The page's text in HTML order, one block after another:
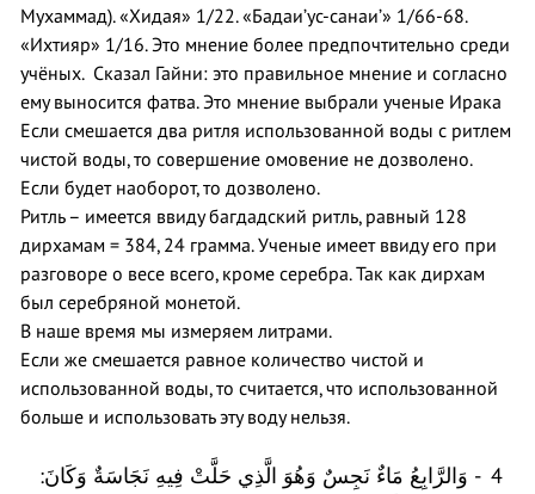
Мухаммад). «Хидая» 1/22. «Бадаи’ус-санаи’» 1/66-68.
«Ихтияр» 1/16. Это мнение более предпочтительно среди
учёных. Сказал Гайни: это правильное мнение и согласно
ему выносится фатва. Это мнение выбрали ученые Ирака
Если смешается два ритля использованной воды с ритлем
чистой воды, то совершение омовение не дозволено.
Если будет наоборот, то дозволено.
Ритль – имеется ввиду багдадский ритль, равный 128
дирхамам = 384, 24 грамма. Ученые имеет ввиду его при
разговоре о весе всего, кроме серебра. Так как дирхам
был серебряной монетой.
В наше время мы измеряем литрами.
Если же смешается равное количество чистой и
использованной воды, то считается, что использованной
больше и использовать эту воду нельзя.
4 - وَالرَّابِعُ مَاءٌ نَجِسٌ وَهُوَ الَّذِي حَلَّتْ فِيهِ نَجَاسَةٌ وَكَانَ: